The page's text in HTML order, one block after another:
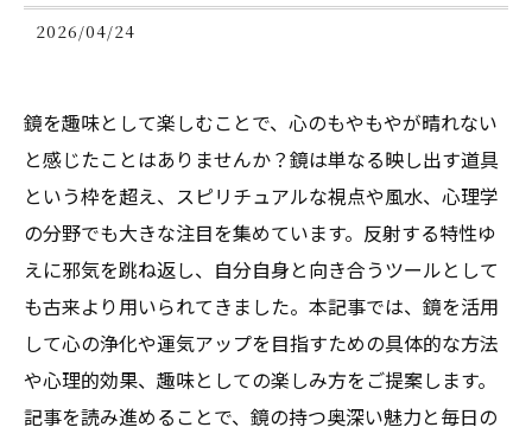
2026/04/24
鏡を趣味として楽しむことで、心のもやもやが晴れない
と感じたことはありませんか？鏡は単なる映し出す道具
という枠を超え、スピリチュアルな視点や風水、心理学
の分野でも大きな注目を集めています。反射する特性ゆ
えに邪気を跳ね返し、自分自身と向き合うツールとして
も古来より用いられてきました。本記事では、鏡を活用
して心の浄化や運気アップを目指すための具体的な方法
や心理的効果、趣味としての楽しみ方をご提案します。
記事を読み進めることで、鏡の持つ奥深い魅力と毎日の